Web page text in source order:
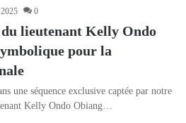
0
lieutenant Kelly Ondo
pour la
une séquence exclusive captée par notre
Kelly Ondo Obiang…